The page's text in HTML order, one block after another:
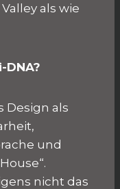
als wie
Design als
und
nicht das